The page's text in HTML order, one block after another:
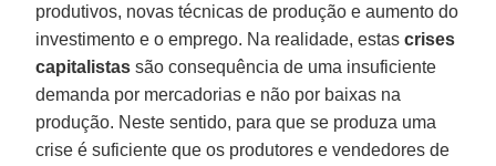
produtivos, novas técnicas de produção e aumento do
investimento e o emprego. Na realidade, estascrises
capitalistas são consequência de uma insuficiente
demanda por mercadorias e não por baixas na
produção. Neste sentido, para que se produza uma
crise é suficiente que os produtores e vendedores de